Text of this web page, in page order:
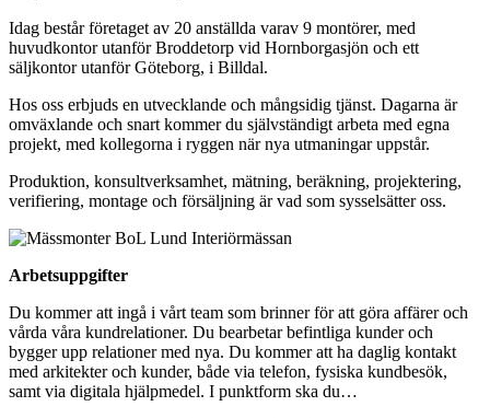
Idag består företaget av 20 anställda varav 9 montörer, med
huvudkontor utanför Broddetorp vid Hornborgasjön och ett
säljkontor utanför Göteborg, i Billdal.
Hos oss erbjuds en utvecklande och mångsidig tjänst. Dagarna är
omväxlande och snart kommer du självständigt arbeta med egna
projekt, med kollegorna i ryggen när nya utmaningar uppstår.
Produktion, konsultverksamhet, mätning, beräkning, projektering,
verifiering, montage och försäljning är vad som sysselsätter oss.
Arbetsuppgifter
Du kommer att ingå i vårt team som brinner för att göra affärer och
vårda våra kundrelationer. Du bearbetar befintliga kunder och
bygger upp relationer med nya. Du kommer att ha daglig kontakt
med arkitekter och kunder, både via telefon, fysiska kundbesök,
samt via digitala hjälpmedel. I punktform ska du…